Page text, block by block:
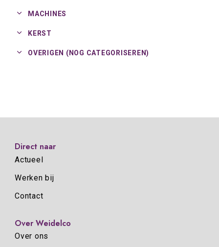
MACHINES
KERST
OVERIGEN (NOG CATEGORISEREN)
Direct naar
Actueel
Werken bij
Contact
Over Weidelco
Over ons